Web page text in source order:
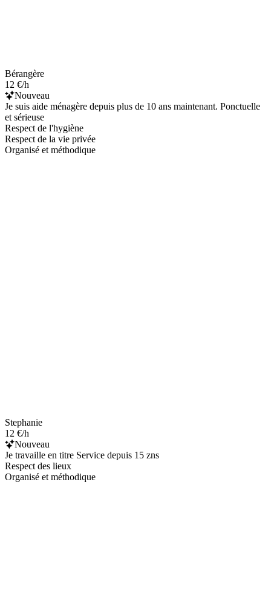
Bérangère
12 €/h
Nouveau
Je suis aide ménagère depuis plus de 10 ans maintenant. Ponctuelle
et sérieuse
Respect de l'hygiène
Respect de la vie privée
Organisé et méthodique
Stephanie
12 €/h
Nouveau
Je travaille en titre Service depuis 15 zns
Respect des lieux
Organisé et méthodique